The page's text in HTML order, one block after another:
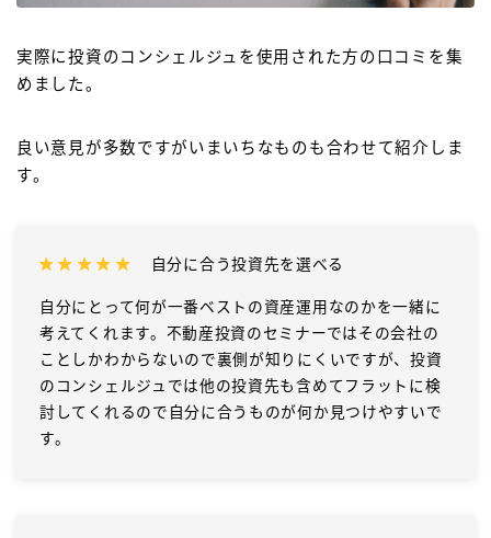
実際に投資のコンシェルジュを使用された方の口コミを集
めました。
良い意見が多数ですがいまいちなものも合わせて紹介しま
す。
自分に合う投資先を選べる
自分にとって何が一番ベストの資産運用なのかを一緒に
考えてくれます。不動産投資のセミナーではその会社の
ことしかわからないので裏側が知りにくいですが、投資
のコンシェルジュでは他の投資先も含めてフラットに検
討してくれるので自分に合うものが何か見つけやすいで
す。